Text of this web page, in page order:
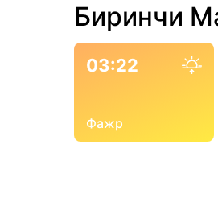
Биринчи
03:22
Фажр